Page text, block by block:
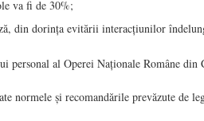
va fi de 30%;
din dorința evitării interacțiunilor
al Operei Naționale Române din
normele și recomandările prevăzute de